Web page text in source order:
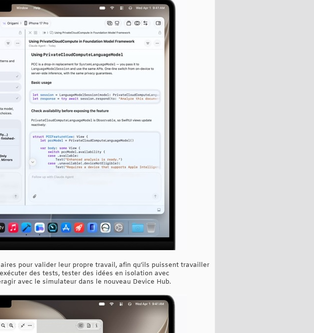
pour valider leur propre travail, afin qu’ils puissent travailler
des tests, tester des idées en isolation avec
avec le simulateur dans le nouveau Device Hub.